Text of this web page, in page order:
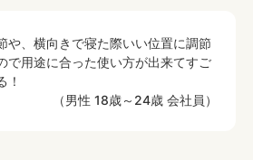
や、横向きで寝た際いい位置に調節
で用途に合った使い方が出来てすご
！
（男性 18歳～24歳 会社員）